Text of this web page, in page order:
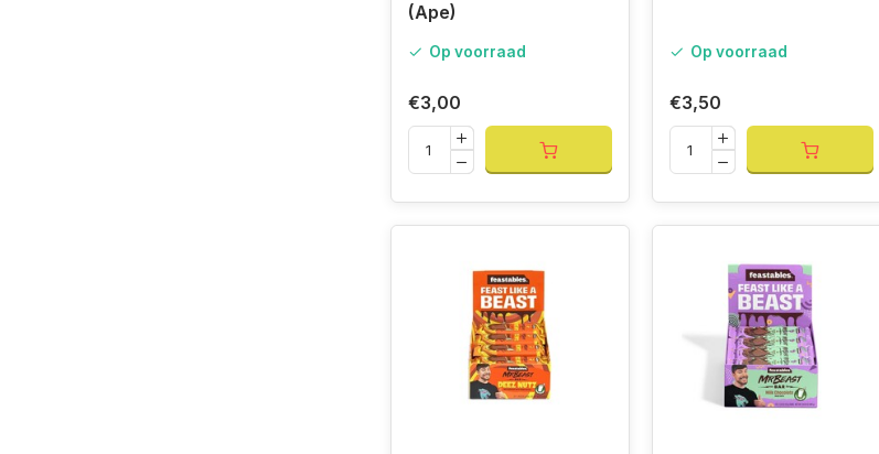
(Ape)
Op voorraad
€3,00
Op voorraad
€3,50